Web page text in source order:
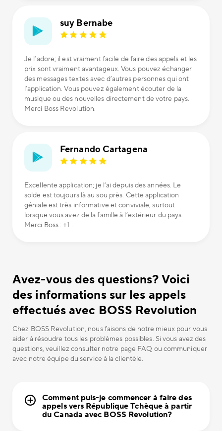
suy Bernabe
Je l’adore; il est vraiment facile de faire des appels et les
prix sont vraiment avantageux. Vous pouvez échanger
des messages textes avec d’autres personnes qui ont
l’application. Vous pouvez également écouter de la
musique ou des nouvelles directement de votre pays.
Merci Boss Revolution.
Fernando Cartagena
Excellente application; je l’ai depuis des années. Le
solde est toujours là au sou près. Cette application
géniale est très informative et conviviale, surtout
lorsque vous avez de la famille à l’extérieur du pays.
Merci Boss : +1 :
Avez-vous des questions? Voici
des informations sur les appels
effectués avec BOSS Revolution
Chez BOSS Revolution, nous faisons de notre mieux pour vous
aider à résoudre tous les problèmes possibles. Si vous avez des
questions, veuillez consulter notre page FAQ ou communiquer
avec notre équipe du service à la clientèle.
Comment puis-je commencer à faire des
appels vers République Tchèque à partir
du Canada avec BOSS Revolution?